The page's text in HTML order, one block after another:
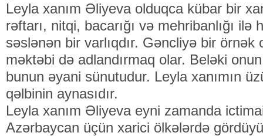
Leyla xanım Əliyeva olduqca kübar bir
rəftarı, nitqi, bacarığı və mehribanlığı
səslənən bir varlıqdır. Gəncliyə bir örnək
məktəbi də adlandırmaq olar. Beləki
bunun əyani sünutudur. Leyla xanımın
qəlbinin aynasıdır.
Leyla xanım Əliyeva eyni zamanda
Azərbaycan üçün xarici ölkələrdə